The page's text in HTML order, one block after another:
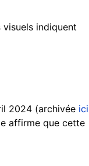
indiquent
2024 (archivée ici
affirme que cette